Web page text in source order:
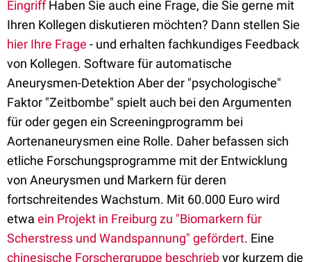
EingriffHaben Sie auch eine Frage, die Sie gerne mit
Ihren Kollegen diskutieren möchten? Dann stellen Sie
hier Ihre Frage - und erhalten fachkundiges Feedback
von Kollegen. Software für automatische
Aneurysmen-Detektion Aber der "psychologische"
Faktor "Zeitbombe" spielt auch bei den Argumenten
für oder gegen ein Screeningprogramm bei
Aortenaneurysmen eine Rolle. Daher befassen sich
etliche Forschungsprogramme mit der Entwicklung
von Aneurysmen und Markern für deren
fortschreitendes Wachstum. Mit 60.000 Euro wird
etwa ein Projekt in Freiburg zu "Biomarkern für
Scherstress und Wandspannung" gefördert. Eine
chinesische Forschergruppe beschriebvor kurzem die